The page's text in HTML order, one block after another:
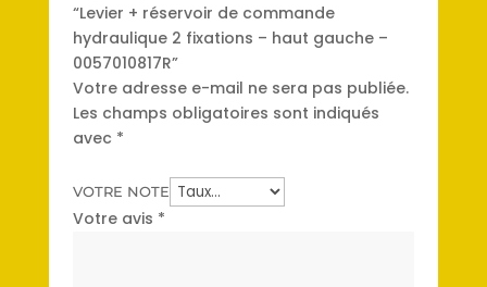
“Levier + réservoir de commande
hydraulique 2 fixations – haut gauche –
0057010817R”
Votre adresse e-mail ne sera pas publiée.
Les champs obligatoires sont indiqués
avec *
VOTRE NOTE
Votre avis *